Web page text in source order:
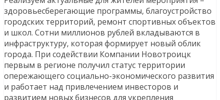
здоровьесберегающие программы, благоустройство
городских территорий, ремонт спортивных объектов
и школ. Сотни миллионов рублей вкладываются в
инфраструктуру, которая формирует новый облик
города. При содействии Компании Новотроицк
первым в регионе получил статус территории
опережающего социально-экономического развития
и работает над привлечением инвесторов и
развитием новых бизнесов для укрепления